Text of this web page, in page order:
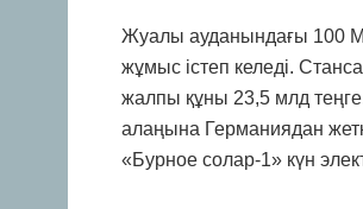
Жуалы ауданындағы 100
жұмыс істеп келеді.
жалпы құны 23,5 млд
алаңына Германиядан
«Бурное солар-1» күн